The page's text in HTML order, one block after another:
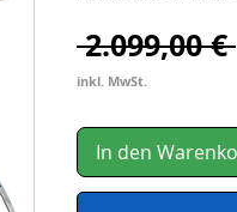
2.099,00 €
inkl. MwSt.
In den